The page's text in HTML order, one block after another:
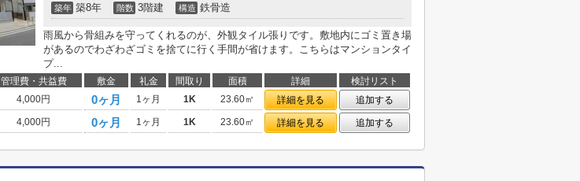
築年 築8年 階数 3階建 構造 鉄骨造
雨風から骨組みを守ってくれるのが、外観タイル張りです。敷地内にゴミ置き場
があるのでわざわざゴミを捨てに行く手間が省けます。こちらはマンションタイ
プ...
管理費・共益費 敷金 礼金 間取り 面積 詳細
検討リスト
4,000円 0ヶ月 1ヶ月 1K 23.60㎡ 詳細を見る
追加する
4,000円 0ヶ月 1ヶ月 1K 23.60㎡ 詳細を見る 追加する